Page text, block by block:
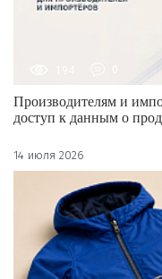
Производителям и
доступ к данным о
14 июля 2026